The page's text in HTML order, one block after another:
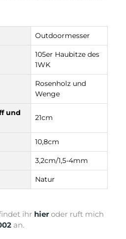
Outdoormesser
105er Haubitze des
1WK
Rosenholz und
Wenge
und
21cm
10,8cm
3,2cm/1,5-4mm
Natur
ihr hier oder ruft mich
an.